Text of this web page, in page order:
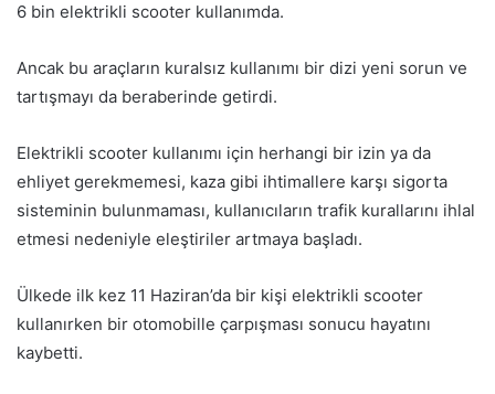
6 bin elektrikli scooter kullanımda.
Ancak bu araçların kuralsız kullanımı bir dizi yeni sorun ve
tartışmayı da beraberinde getirdi.
Elektrikli scooter kullanımı için herhangi bir izin ya da
ehliyet gerekmemesi, kaza gibi ihtimallere karşı sigorta
sisteminin bulunmaması, kullanıcıların trafik kurallarını ihlal
etmesi nedeniyle eleştiriler artmaya başladı.
Ülkede ilk kez 11 Haziran’da bir kişi elektrikli scooter
kullanırken bir otomobille çarpışması sonucu hayatını
kaybetti.